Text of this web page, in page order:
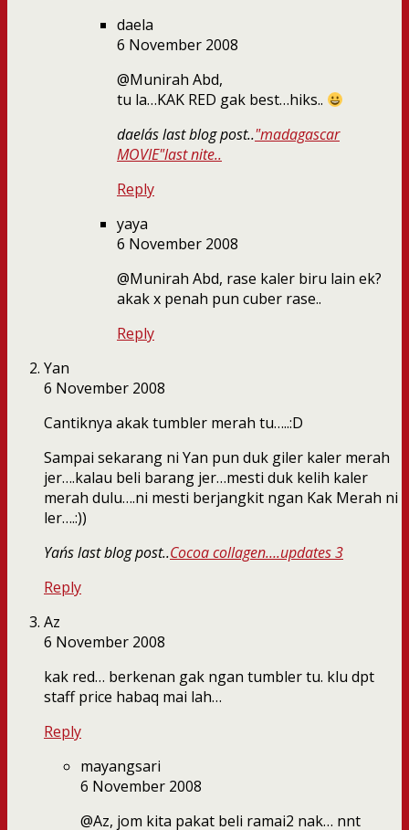
daela
6 November 2008
@Munirah Abd,
tu la…KAK RED gak best…hiks..
daela´s last blog post.."madagascar
MOVIE"last nite..
Reply
yaya
6 November 2008
@Munirah Abd, rase kaler biru lain ek?
akak x penah pun cuber rase..
Reply
Yan
6 November 2008
Cantiknya akak tumbler merah tu…..:D
Sampai sekarang ni Yan pun duk giler kaler merah
jer….kalau beli barang jer…mesti duk kelih kaler
merah dulu….ni mesti berjangkit ngan Kak Merah ni
ler….:))
Yan´s last blog post..Cocoa collagen….updates 3
Reply
Az
6 November 2008
kak red… berkenan gak ngan tumbler tu. klu dpt
staff price habaq mai lah…
Reply
mayangsari
6 November 2008
@Az, jom kita pakat beli ramai2 nak… nnt